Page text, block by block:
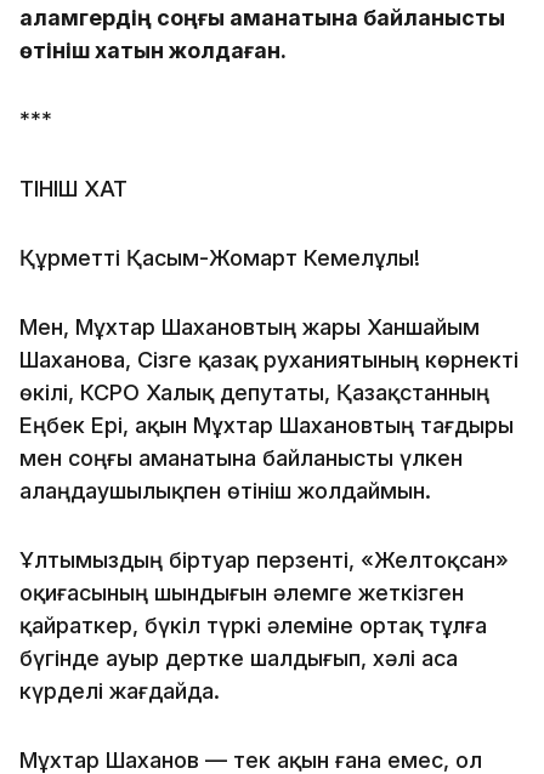
қаламгердің соңғы аманатына байланысты
өтініш хатын жолдаған.
***
ӨТІНІШ ХАТ
Құрметті Қасым-Жомарт Кемелұлы!
Мен, Мұхтар Шахановтың жары Ханшайым
Шаханова, Сізге қазақ руханиятының көрнекті
өкілі, КСРО Халық депутаты, Қазақстанның
Еңбек Ері, ақын Мұхтар Шахановтың тағдыры
мен соңғы аманатына байланысты үлкен
алаңдаушылықпен өтініш жолдаймын.
Ұлтымыздың біртуар перзенті, «Желтоқсан»
оқиғасының шындығын әлемге жеткізген
қайраткер, бүкіл түркі әлеміне ортақ тұлға
бүгінде ауыр дертке шалдығып, хәлі аса
күрделі жағдайда.
Мұхтар Шаханов — тек ақын ғана емес, ол